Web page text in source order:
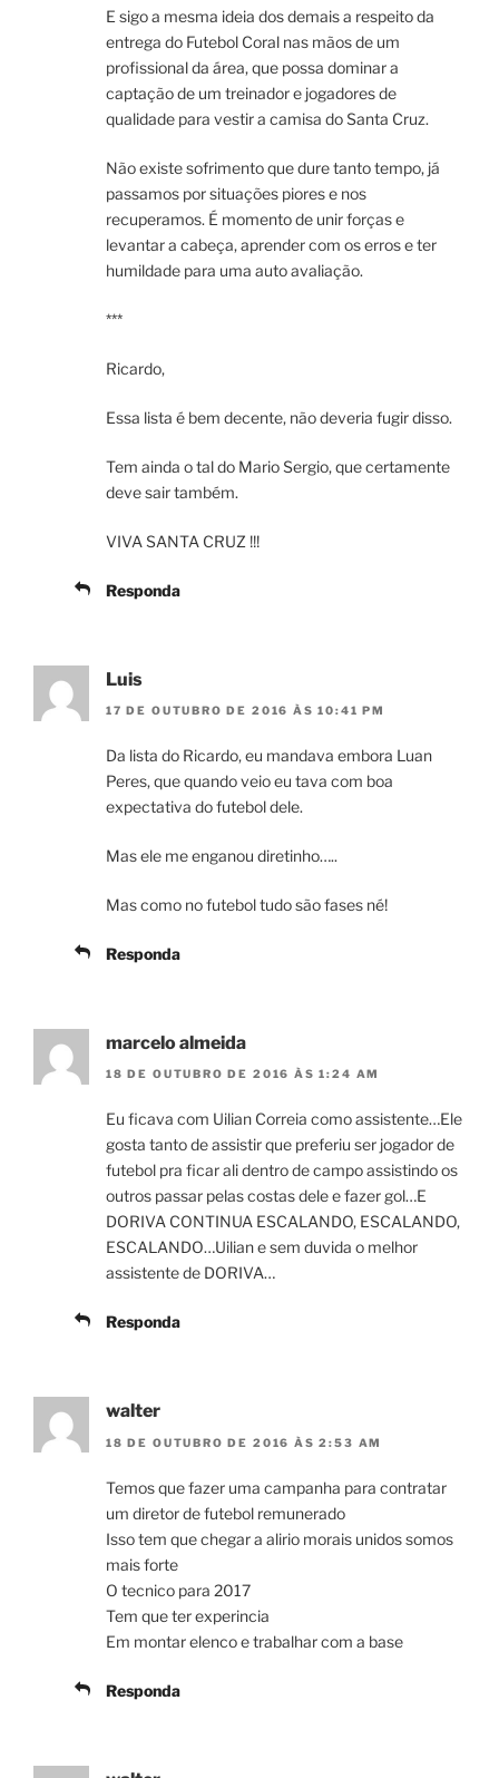
E sigo a mesma ideia dos demais a respeito da
entrega do Futebol Coral nas mãos de um
profissional da área, que possa dominar a
captação de um treinador e jogadores de
qualidade para vestir a camisa do Santa Cruz.
Não existe sofrimento que dure tanto tempo, já
passamos por situações piores e nos
recuperamos. É momento de unir forças e
levantar a cabeça, aprender com os erros e ter
humildade para uma auto avaliação.
***
Ricardo,
Essa lista é bem decente, não deveria fugir disso.
Tem ainda o tal do Mario Sergio, que certamente
deve sair também.
VIVA SANTA CRUZ !!!
Responda
Luis
17 DE OUTUBRO DE 2016 ÀS 10:41 PM
Da lista do Ricardo, eu mandava embora Luan
Peres, que quando veio eu tava com boa
expectativa do futebol dele.
Mas ele me enganou diretinho…..
Mas como no futebol tudo são fases né!
Responda
marcelo almeida
18 DE OUTUBRO DE 2016 ÀS 1:24 AM
Eu ficava com Uilian Correia como assistente…Ele
gosta tanto de assistir que preferiu ser jogador de
futebol pra ficar ali dentro de campo assistindo os
outros passar pelas costas dele e fazer gol…E
DORIVA CONTINUA ESCALANDO, ESCALANDO,
ESCALANDO…Uilian e sem duvida o melhor
assistente de DORIVA…
Responda
walter
18 DE OUTUBRO DE 2016 ÀS 2:53 AM
Temos que fazer uma campanha para contratar
um diretor de futebol remunerado
Isso tem que chegar a alirio morais unidos somos
mais forte
O tecnico para 2017
Tem que ter experincia
Em montar elenco e trabalhar com a base
Responda